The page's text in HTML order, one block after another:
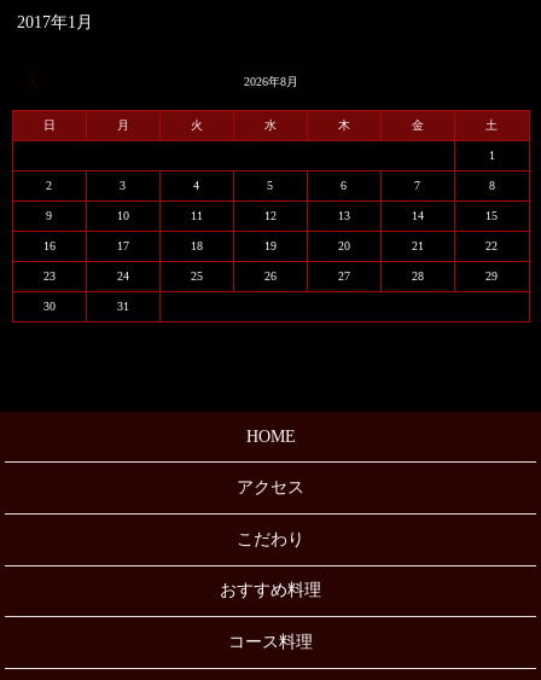
2017年1月
2026年8月
日 月 火 水 木 金 土
1
2 3 4 5 6 7 8
9 10 11 12 13 14 15
16 17 18 19 20 21 22
23 24 25 26 27 28 29
30 31
HOME
アクセス
こだわり
おすすめ料理
コース料理